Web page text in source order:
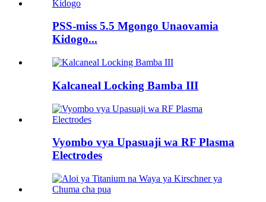
PSS-miss 5.5 Mgongo Unaovamia
Kidogo...
Kalcaneal Locking Bamba III
Vyombo vya Upasuaji wa RF Plasma
Electrodes